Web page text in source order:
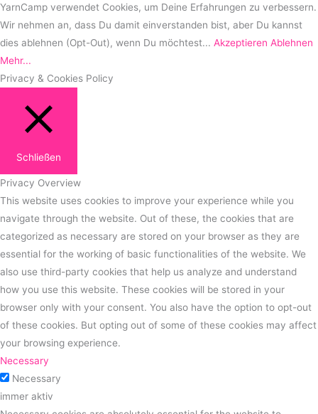
YarnCamp verwendet Cookies, um Deine Erfahrungen zu verbessern.
Wir nehmen an, dass Du damit einverstanden bist, aber Du kannst
dies ablehnen (Opt-Out), wenn Du möchtest... Akzeptieren Ablehnen
Mehr...
Privacy & Cookies Policy
Schließen
Privacy Overview
This website uses cookies to improve your experience while you
navigate through the website. Out of these, the cookies that are
categorized as necessary are stored on your browser as they are
essential for the working of basic functionalities of the website. We
also use third-party cookies that help us analyze and understand
how you use this website. These cookies will be stored in your
browser only with your consent. You also have the option to opt-out
of these cookies. But opting out of some of these cookies may affect
your browsing experience.
Necessary
Necessary
immer aktiv